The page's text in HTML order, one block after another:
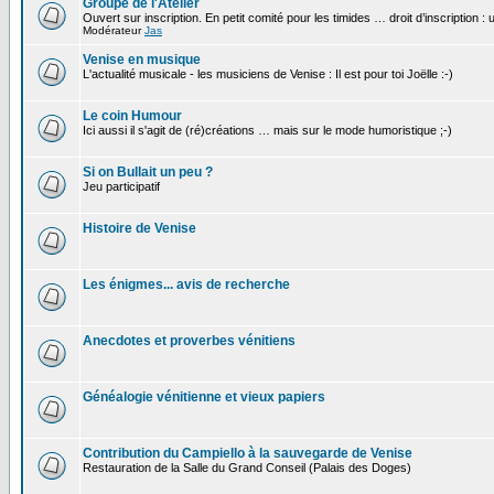
Groupe de l'Atelier
Ouvert sur inscription. En petit comité pour les timides … droit d’inscription :
ModérateurJas
Venise en musique
L'actualité musicale - les musiciens de Venise : Il est pour toi Joëlle :-)
Le coin Humour
Ici aussi il s'agit de (ré)créations … mais sur le mode humoristique ;-)
Si on Bullait un peu ?
Jeu participatif
Histoire de Venise
Les énigmes... avis de recherche
Anecdotes et proverbes vénitiens
Généalogie vénitienne et vieux papiers
Contribution du Campiello à la sauvegarde de Venise
Restauration de la Salle du Grand Conseil (Palais des Doges)